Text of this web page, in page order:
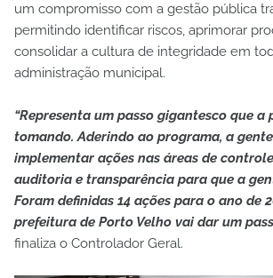
um compromisso com a gestão pública
permitindo identificar riscos, aprimorar
consolidar a cultura de integridade em
administração municipal.
“Representa um passo gigantesco que a
tomando. Aderindo ao programa, a
implementar ações nas áreas de
auditoria e transparência para que a
Foram definidas 14 ações para o ano de
prefeitura de Porto Velho vai dar um
finaliza o Controlador Geral.